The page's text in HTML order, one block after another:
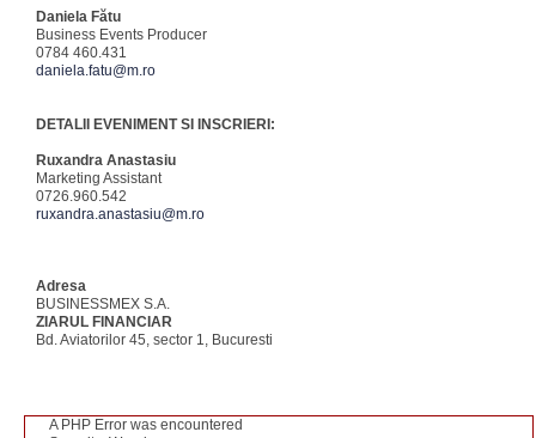
Daniela Fătu
Business Events Producer
0784 460.431
daniela.fatu@m.ro
DETALII EVENIMENT SI INSCRIERI:
Ruxandra Anastasiu
Marketing Assistant
0726.960.542
ruxandra.anastasiu@m.ro
Adresa
BUSINESSMEX S.A.
ZIARUL FINANCIAR
Bd. Aviatorilor 45, sector 1, Bucuresti
A PHP Error was encountered